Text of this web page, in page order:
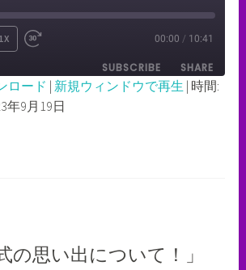
1X
FAST
FORWARD
30
00:00 / 10:41
SUBSCRIBE SHARE
ロード | 新規ウィンドウで再生 | 時間:
年9月19日
の思い出について！」